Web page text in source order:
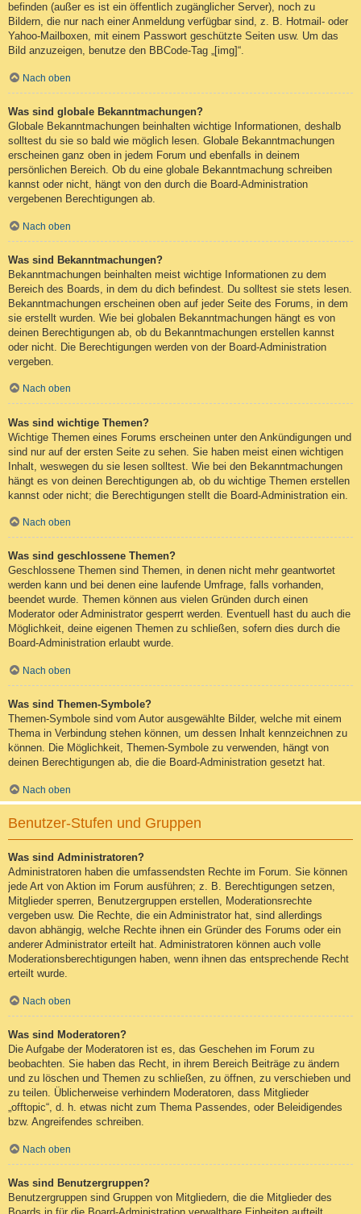
befinden (außer es ist ein öffentlich zugänglicher Server), noch zu
Bildern, die nur nach einer Anmeldung verfügbar sind, z. B. Hotmail- oder
Yahoo-Mailboxen, mit einem Passwort geschützte Seiten usw. Um das
Bild anzuzeigen, benutze den BBCode-Tag „[img]“.
Nach oben
Was sind globale Bekanntmachungen?
Globale Bekanntmachungen beinhalten wichtige Informationen, deshalb
solltest du sie so bald wie möglich lesen. Globale Bekanntmachungen
erscheinen ganz oben in jedem Forum und ebenfalls in deinem
persönlichen Bereich. Ob du eine globale Bekanntmachung schreiben
kannst oder nicht, hängt von den durch die Board-Administration
vergebenen Berechtigungen ab.
Nach oben
Was sind Bekanntmachungen?
Bekanntmachungen beinhalten meist wichtige Informationen zu dem
Bereich des Boards, in dem du dich befindest. Du solltest sie stets lesen.
Bekanntmachungen erscheinen oben auf jeder Seite des Forums, in dem
sie erstellt wurden. Wie bei globalen Bekanntmachungen hängt es von
deinen Berechtigungen ab, ob du Bekanntmachungen erstellen kannst
oder nicht. Die Berechtigungen werden von der Board-Administration
vergeben.
Nach oben
Was sind wichtige Themen?
Wichtige Themen eines Forums erscheinen unter den Ankündigungen und
sind nur auf der ersten Seite zu sehen. Sie haben meist einen wichtigen
Inhalt, weswegen du sie lesen solltest. Wie bei den Bekanntmachungen
hängt es von deinen Berechtigungen ab, ob du wichtige Themen erstellen
kannst oder nicht; die Berechtigungen stellt die Board-Administration ein.
Nach oben
Was sind geschlossene Themen?
Geschlossene Themen sind Themen, in denen nicht mehr geantwortet
werden kann und bei denen eine laufende Umfrage, falls vorhanden,
beendet wurde. Themen können aus vielen Gründen durch einen
Moderator oder Administrator gesperrt werden. Eventuell hast du auch die
Möglichkeit, deine eigenen Themen zu schließen, sofern dies durch die
Board-Administration erlaubt wurde.
Nach oben
Was sind Themen-Symbole?
Themen-Symbole sind vom Autor ausgewählte Bilder, welche mit einem
Thema in Verbindung stehen können, um dessen Inhalt kennzeichnen zu
können. Die Möglichkeit, Themen-Symbole zu verwenden, hängt von
deinen Berechtigungen ab, die die Board-Administration gesetzt hat.
Nach oben
Benutzer-Stufen und Gruppen
Was sind Administratoren?
Administratoren haben die umfassendsten Rechte im Forum. Sie können
jede Art von Aktion im Forum ausführen; z. B. Berechtigungen setzen,
Mitglieder sperren, Benutzergruppen erstellen, Moderationsrechte
vergeben usw. Die Rechte, die ein Administrator hat, sind allerdings
davon abhängig, welche Rechte ihnen ein Gründer des Forums oder ein
anderer Administrator erteilt hat. Administratoren können auch volle
Moderationsberechtigungen haben, wenn ihnen das entsprechende Recht
erteilt wurde.
Nach oben
Was sind Moderatoren?
Die Aufgabe der Moderatoren ist es, das Geschehen im Forum zu
beobachten. Sie haben das Recht, in ihrem Bereich Beiträge zu ändern
und zu löschen und Themen zu schließen, zu öffnen, zu verschieben und
zu teilen. Üblicherweise verhindern Moderatoren, dass Mitglieder
„offtopic“, d. h. etwas nicht zum Thema Passendes, oder Beleidigendes
bzw. Angreifendes schreiben.
Nach oben
Was sind Benutzergruppen?
Benutzergruppen sind Gruppen von Mitgliedern, die die Mitglieder des